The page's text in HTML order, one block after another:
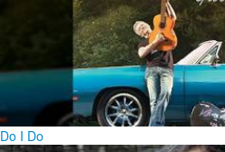
Do I Do